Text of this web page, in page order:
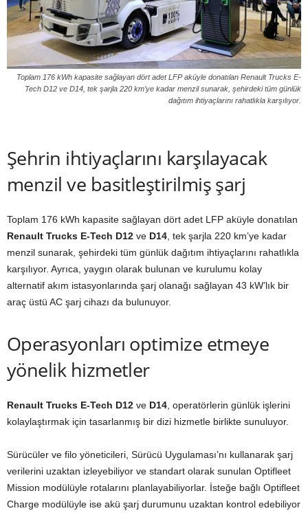
Toplam 176 kWh kapasite sağlayan dört adet LFP aküyle donatılan Renault Trucks E-
Tech D12 ve D14, tek şarjla 220 km’ye kadar menzil sunarak, şehirdeki tüm günlük
dağıtım ihtiyaçlarını rahatlıkla karşılıyor.
Şehrin ihtiyaçlarını karşılayacak
menzil ve basitleştirilmiş şarj
Toplam 176 kWh kapasite sağlayan dört adet LFP aküyle donatılan
Renault Trucks E-Tech D12 ve D14, tek şarjla 220 km’ye kadar
menzil sunarak, şehirdeki tüm günlük dağıtım ihtiyaçlarını rahatlıkla
karşılıyor. Ayrıca, yaygın olarak bulunan ve kurulumu kolay
alternatif akım istasyonlarında şarj olanağı sağlayan 43 kW’lık bir
araç üstü AC şarj cihazı da bulunuyor.
Operasyonları optimize etmeye
yönelik hizmetler
Renault Trucks E-Tech D12 ve D14, operatörlerin günlük işlerini
kolaylaştırmak için tasarlanmış bir dizi hizmetle birlikte sunuluyor.
Sürücüler ve filo yöneticileri, Sürücü Uygulaması’nı kullanarak şarj
verilerini uzaktan izleyebiliyor ve standart olarak sunulan Optifleet
Mission modülüyle rotalarını planlayabiliyorlar. İsteğe bağlı Optifleet
Charge modülüyle ise akü şarj durumunu uzaktan kontrol edebiliyor